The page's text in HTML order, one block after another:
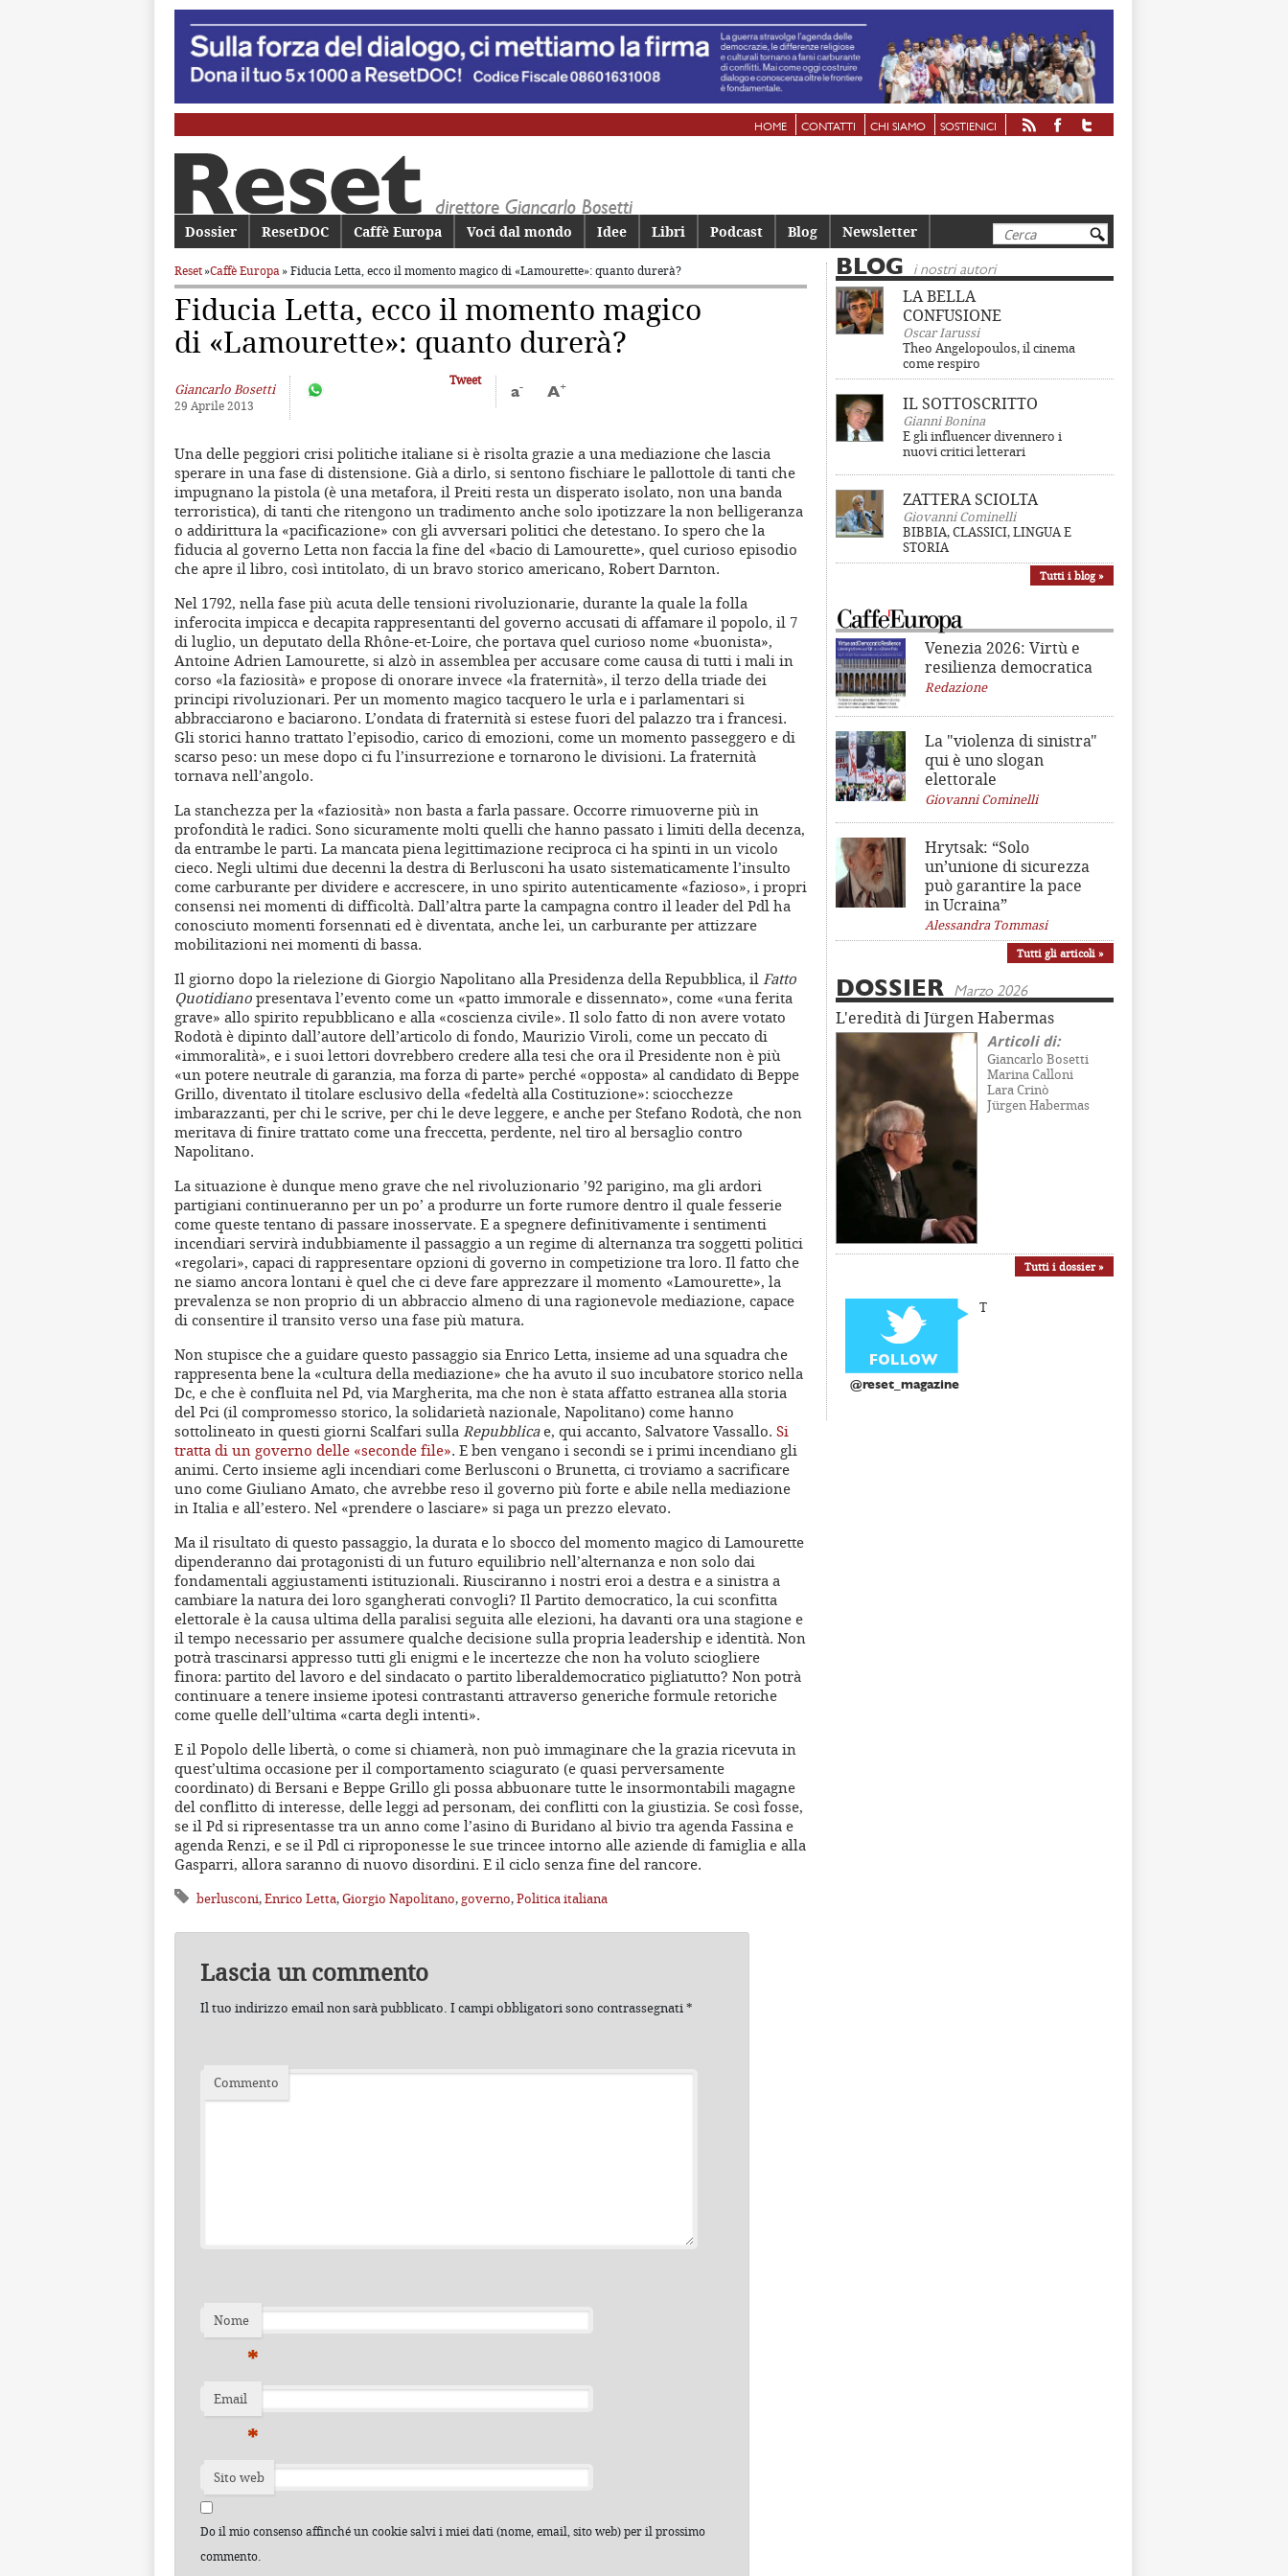
HOME CONTATTI CHI SIAMO SOSTIENICI
Cerca
Menu principale
Vai al contenuto principale
Vai al contenuto secondario
Dossier ResetDOC Caffè Europa Voci dal mondo Idee Libri Podcast Blog Newsletter
Reset»Caffè Europa» Fiducia Letta, ecco il momento magicodi «Lamourette»: quanto durerà?
Fiducia Letta, ecco il momento magico
di «Lamourette»: quanto durerà?
Giancarlo Bosetti
29 Aprile 2013
Tweet
a- A+
Una delle peggiori crisi politiche italiane si è risolta grazie a una mediazione che lascia
sperare in una fase di distensione. Già a dirlo, si sentono fischiare le pallottole di tanti che
impugnano la pistola (è una metafora, il Preiti resta un disperato isolato, non una banda
terroristica), di tanti che ritengono un tradimento anche solo ipotizzare la non belligeranza
o addirittura la «pacificazione» con gli avversari politici che detestano. Io spero che la
fiducia al governo Letta non faccia la fine del «bacio di Lamourette», quel curioso episodio
che apre il libro, così intitolato, di un bravo storico americano, Robert Darnton.
Nel 1792, nella fase più acuta delle tensioni rivoluzionarie, durante la quale la folla
inferocita impicca e decapita rappresentanti del governo accusati di affamare il popolo, il 7
di luglio, un deputato della Rhône-et-Loire, che portava quel curioso nome «buonista»,
Antoine Adrien Lamourette, si alzò in assemblea per accusare come causa di tutti i mali in
corso «la faziosità» e propose di onorare invece «la fraternità», il terzo della triade dei
principi rivoluzionari. Per un momento magico tacquero le urla e i parlamentari si
abbracciarono e baciarono. L’ondata di fraternità si estese fuori del palazzo tra i francesi.
Gli storici hanno trattato l’episodio, carico di emozioni, come un momento passeggero e di
scarso peso: un mese dopo ci fu l’insurrezione e tornarono le divisioni. La fraternità
tornava nell’angolo.
La stanchezza per la «faziosità» non basta a farla passare. Occorre rimuoverne più in
profondità le radici. Sono sicuramente molti quelli che hanno passato i limiti della decenza,
da entrambe le parti. La mancata piena legittimazione reciproca ci ha spinti in un vicolo
cieco. Negli ultimi due decenni la destra di Berlusconi ha usato sistematicamente l’insulto
come carburante per dividere e accrescere, in uno spirito autenticamente «fazioso», i propri
consensi nei momenti di difficoltà. Dall’altra parte la campagna contro il leader del Pdl ha
conosciuto momenti forsennati ed è diventata, anche lei, un carburante per attizzare
mobilitazioni nei momenti di bassa.
Il giorno dopo la rielezione di Giorgio Napolitano alla Presidenza della Repubblica, il Fatto
Quotidiano presentava l’evento come un «patto immorale e dissennato», come «una ferita
grave» allo spirito repubblicano e alla «coscienza civile». Il solo fatto di non avere votato
Rodotà è dipinto dall’autore dell’articolo di fondo, Maurizio Viroli, come un peccato di
«immoralità», e i suoi lettori dovrebbero credere alla tesi che ora il Presidente non è più
«un potere neutrale di garanzia, ma forza di parte» perché «opposta» al candidato di Beppe
Grillo, diventato il titolare esclusivo della «fedeltà alla Costituzione»: sciocchezze
imbarazzanti, per chi le scrive, per chi le deve leggere, e anche per Stefano Rodotà, che non
meritava di finire trattato come una freccetta, perdente, nel tiro al bersaglio contro
Napolitano.
La situazione è dunque meno grave che nel rivoluzionario ’92 parigino, ma gli ardori
partigiani continueranno per un po’ a produrre un forte rumore dentro il quale fesserie
come queste tentano di passare inosservate. E a spegnere definitivamente i sentimenti
incendiari servirà indubbiamente il passaggio a un regime di alternanza tra soggetti politici
«regolari», capaci di rappresentare opzioni di governo in competizione tra loro. Il fatto che
ne siamo ancora lontani è quel che ci deve fare apprezzare il momento «Lamourette», la
prevalenza se non proprio di un abbraccio almeno di una ragionevole mediazione, capace
di consentire il transito verso una fase più matura.
Non stupisce che a guidare questo passaggio sia Enrico Letta, insieme ad una squadra che
rappresenta bene la «cultura della mediazione» che ha avuto il suo incubatore storico nella
Dc, e che è confluita nel Pd, via Margherita, ma che non è stata affatto estranea alla storia
del Pci (il compromesso storico, la solidarietà nazionale, Napolitano) come hanno
sottolineato in questi giorni Scalfari sulla Repubblicae, qui accanto, Salvatore Vassallo. Si
tratta di un governo delle «seconde file». E ben vengano i secondi se i primi incendiano gli
animi. Certo insieme agli incendiari come Berlusconi o Brunetta, ci troviamo a sacrificare
uno come Giuliano Amato, che avrebbe reso il governo più forte e abile nella mediazione
in Italia e all’estero. Nel «prendere o lasciare» si paga un prezzo elevato.
Ma il risultato di questo passaggio, la durata e lo sbocco del momento magico di Lamourette
dipenderanno dai protagonisti di un futuro equilibrio nell’alternanza e non solo dai
fondamentali aggiustamenti istituzionali. Riusciranno i nostri eroi a destra e a sinistra a
cambiare la natura dei loro sgangherati convogli? Il Partito democratico, la cui sconfitta
elettorale è la causa ultima della paralisi seguita alle elezioni, ha davanti ora una stagione e
il tempo necessario per assumere qualche decisione sulla propria leadership e identità. Non
potrà trascinarsi appresso tutti gli enigmi e le incertezze che non ha voluto sciogliere
finora: partito del lavoro e del sindacato o partito liberaldemocratico pigliatutto? Non potrà
continuare a tenere insieme ipotesi contrastanti attraverso generiche formule retoriche
come quelle dell’ultima «carta degli intenti».
E il Popolo delle libertà, o come si chiamerà, non può immaginare che la grazia ricevuta in
quest’ultima occasione per il comportamento sciagurato (e quasi perversamente
coordinato) di Bersani e Beppe Grillo gli possa abbuonare tutte le insormontabili magagne
del conflitto di interesse, delle leggi ad personam, dei conflitti con la giustizia. Se così fosse,
se il Pd si ripresentasse tra un anno come l’asino di Buridano al bivio tra agenda Fassina e
agenda Renzi, e se il Pdl ci riproponesse le sue trincee intorno alle aziende di famiglia e alla
Gasparri, allora saranno di nuovo disordini. E il ciclo senza fine del rancore.
berlusconi,Enrico Letta,Giorgio Napolitano, governo,Politica italiana
Lascia un commento
Il tuo indirizzo email non sarà pubblicato. I campi obbligatori sono contrassegnati*
Commento
Nome
*
Email
*
Sito web
Do il mio consenso affinché un cookie salvi i miei dati (nome, email, sito web) per il prossimo
commento.
BLOG i nostri autori
LA BELLA
CONFUSIONE
Oscar Iarussi
Theo Angelopoulos, il cinema
come respiro
IL SOTTOSCRITTO
Gianni Bonina
E gli influencer divennero i
nuovi critici letterari
ZATTERA SCIOLTA
Giovanni Cominelli
BIBBIA, CLASSICI, LINGUA E
STORIA
Tutti i blog »
Venezia 2026: Virtù e
resilienza democratica
Redazione
La "violenza di sinistra"
qui è uno slogan
elettorale
Giovanni Cominelli
Hrytsak: “Solo
un’unione di sicurezza
può garantire la pace
in Ucraina”
Alessandra Tommasi
Tutti gli articoli »
DOSSIER Marzo 2026
L'eredità di Jürgen Habermas
Articoli di:
Giancarlo Bosetti
Marina Calloni
Lara Crinò
Jürgen Habermas
Tutti i dossier »
@reset_magazine
T